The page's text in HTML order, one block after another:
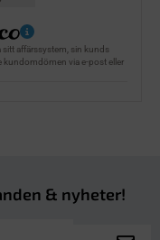
& nyheter!